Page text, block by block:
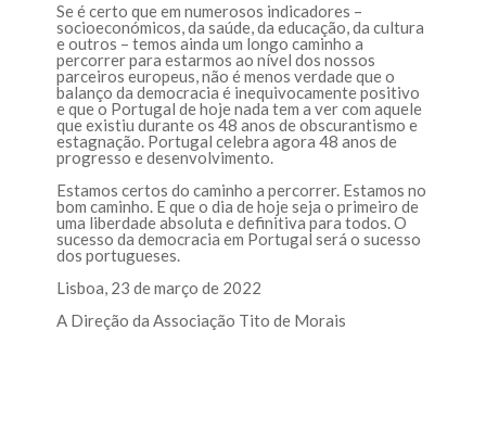
Se é certo que em numerosos indicadores –
socioeconómicos, da saúde, da educação, da cultura
e outros – temos ainda um longo caminho a
percorrer para estarmos ao nível dos nossos
parceiros europeus, não é menos verdade que o
balanço da democracia é inequivocamente positivo
e que o Portugal de hoje nada tem a ver com aquele
que existiu durante os 48 anos de obscurantismo e
estagnação. Portugal celebra agora 48 anos de
progresso e desenvolvimento.
Estamos certos do caminho a percorrer. Estamos no
bom caminho. E que o dia de hoje seja o primeiro de
uma liberdade absoluta e definitiva para todos. O
sucesso da democracia em Portugal será o sucesso
dos portugueses.
Lisboa, 23 de março de 2022
A Direção da Associação Tito de Morais